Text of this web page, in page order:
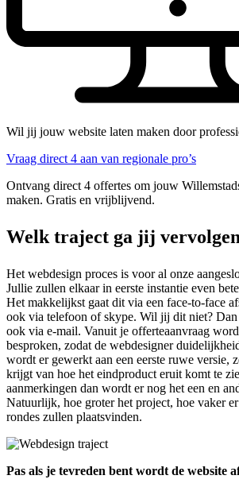
Wil jij jouw website laten maken door
Vraag direct 4 aan van regionale pro’s
Ontvang direct 4 offertes om jouw
maken. Gratis en vrijblijvend.
Welk traject ga jij
Het webdesign proces is voor al onze
Jullie zullen elkaar in eerste instantie even
Het makkelijkst gaat dit via een face-to-face
ook via telefoon of skype. Wil jij dit niet?
ook via e-mail. Vanuit je offerteaanvraag
besproken, zodat de webdesigner
wordt er gewerkt aan een eerste ruwe versie,
krijgt van hoe het eindproduct eruit komt te
aanmerkingen dan wordt er nog het een en
Natuurlijk, hoe groter het project, hoe vaker
rondes zullen plaatsvinden.
Pas als je tevreden bent wordt de website